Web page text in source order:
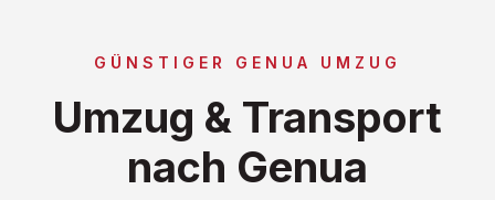
GÜNSTIGER GENUA UMZUG
Umzug & Transport
nach Genua